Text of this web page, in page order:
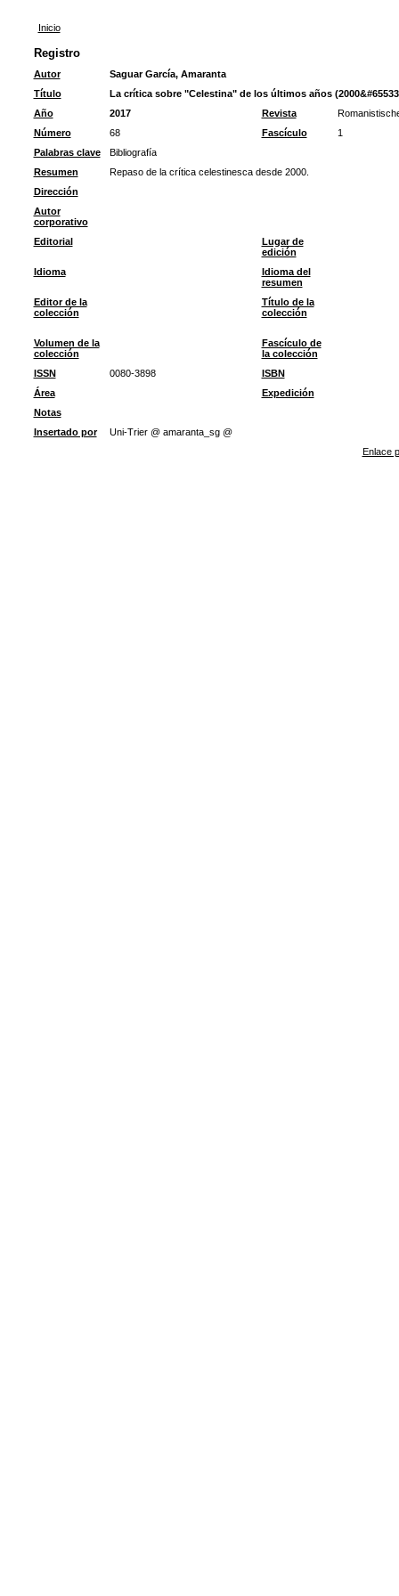
Inicio
Registro
Autor
Saguar García, Amaranta
Título
La crítica sobre "Celestina" de los últimos años
Año
2017 Revista
Número
68 Fascículo
1
Palabras clave
Bibliografía
Resumen
Repaso de la crítica celestinesca desde 2000.
Dirección
Autor
corporativo
Editorial
Lugar de
edición
Idioma
Idioma del
resumen
Editor de la
colección
Título de la
colección
Volumen de la
colección
Fascículo de
la colección
ISSN
0080-3898
ISBN
Área
Expedición
Notas
Insertado por
Uni-Trier @ amaranta_sg @
Enlace